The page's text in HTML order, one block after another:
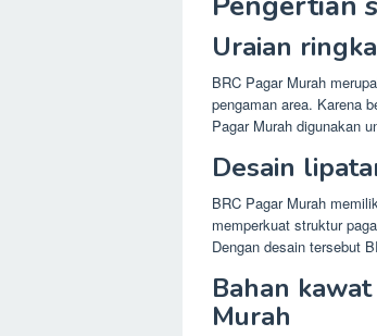
Uraian
BRC Pagar Murah
pengaman area. Karena
Pagar Murah digunakan
Desain
BRC Pagar Murah
memperkuat struktur
Dengan desain tersebut
Bahan
Murah